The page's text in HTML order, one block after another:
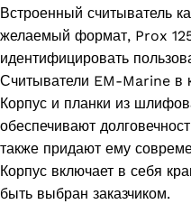
Встроенный считыватель
желаемый формат, Prox
идентифицировать
Считыватели EM-Marine в
Корпус и планки из
обеспечивают
также придают ему
Корпус включает в себя
быть выбран заказчиком.